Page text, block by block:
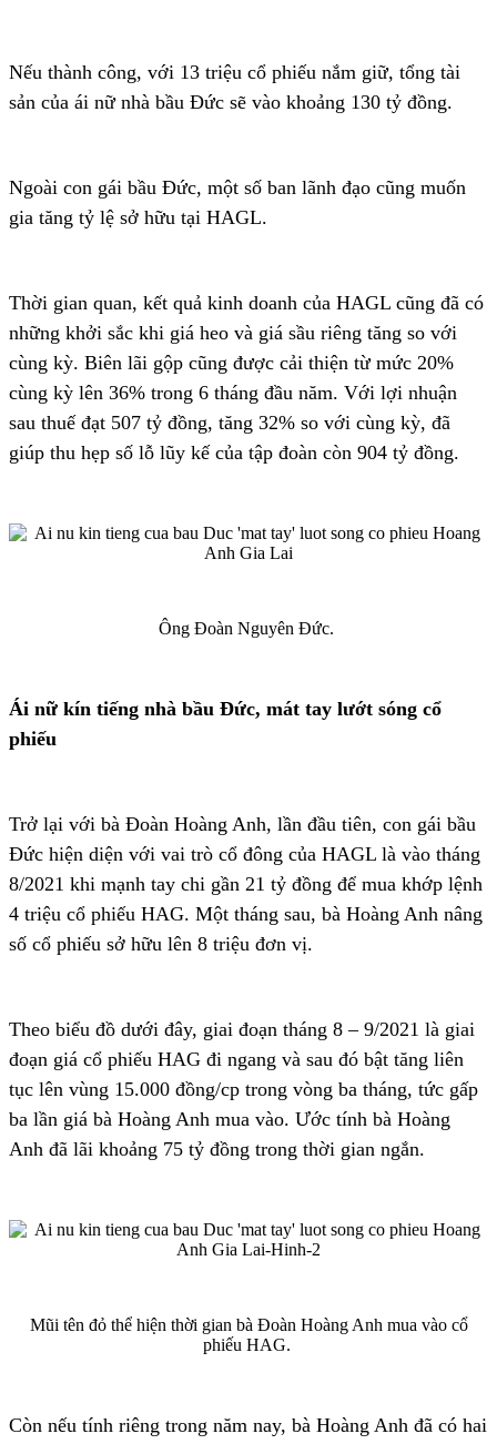
Nếu thành công, với 13 triệu cổ phiếu nắm giữ, tổng tài
sản của ái nữ nhà bầu Đức sẽ vào khoảng 130 tỷ đồng.
Ngoài con gái bầu Đức, một số ban lãnh đạo cũng muốn
gia tăng tỷ lệ sở hữu tại HAGL.
Thời gian quan, kết quả kinh doanh của HAGL cũng đã có
những khởi sắc khi giá heo và giá sầu riêng tăng so với
cùng kỳ. Biên lãi gộp cũng được cải thiện từ mức 20%
cùng kỳ lên 36% trong 6 tháng đầu năm. Với lợi nhuận
sau thuế đạt 507 tỷ đồng, tăng 32% so với cùng kỳ, đã
giúp thu hẹp số lỗ lũy kế của tập đoàn còn 904 tỷ đồng.
Ông Đoàn Nguyên Đức.
Ái nữ kín tiếng nhà bầu Đức, mát tay lướt sóng cổ
phiếu
Trở lại với bà Đoàn Hoàng Anh, lần đầu tiên, con gái bầu
Đức hiện diện với vai trò cổ đông của HAGL là vào tháng
8/2021 khi mạnh tay chi gần 21 tỷ đồng để mua khớp lệnh
4 triệu cổ phiếu HAG. Một tháng sau, bà Hoàng Anh nâng
số cổ phiếu sở hữu lên 8 triệu đơn vị.
Theo biểu đồ dưới đây, giai đoạn tháng 8 – 9/2021 là giai
đoạn giá cổ phiếu HAG đi ngang và sau đó bật tăng liên
tục lên vùng 15.000 đồng/cp trong vòng ba tháng, tức gấp
ba lần giá bà Hoàng Anh mua vào. Ước tính bà Hoàng
Anh đã lãi khoảng 75 tỷ đồng trong thời gian ngắn.
Mũi tên đỏ thể hiện thời gian bà Đoàn Hoàng Anh mua vào cổ
phiếu HAG.
Còn nếu tính riêng trong năm nay, bà Hoàng Anh đã có hai